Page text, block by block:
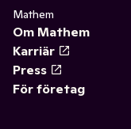
Mathem
Om Mathem
Karriär
Press
För företag